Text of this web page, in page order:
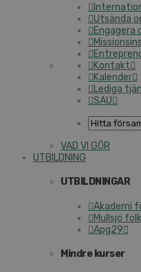
Utsända
Kontakt
Kalender
Lediga
SAU
VAD VI GÖR
UTBILDNING
UTBILDNINGAR
Akademi
Mullsjö
Apg29
Mindre kurser